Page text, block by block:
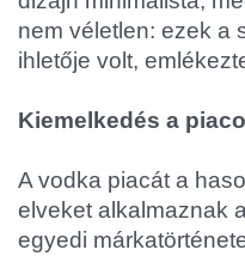
nem véletlen: ezek a
ihletője volt,
Kiemelkedés a
A vodka piacát a
elveket alkalmaznak
egyedi